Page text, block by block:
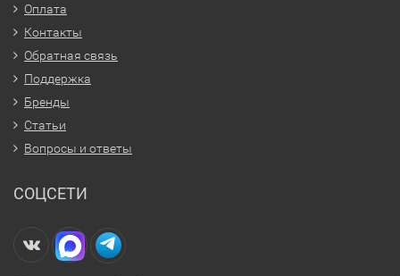
Оплата
Контакты
Обратная связь
Поддержка
Бренды
Статьи
Вопросы и ответы
СОЦСЕТИ